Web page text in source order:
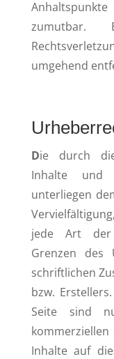
zumutbar.
umgehend
Die durch
Inhalte und
unterliegen
jede Art der
Grenzen des
schriftlichen
bzw.
Seite sind
Inhalte auf